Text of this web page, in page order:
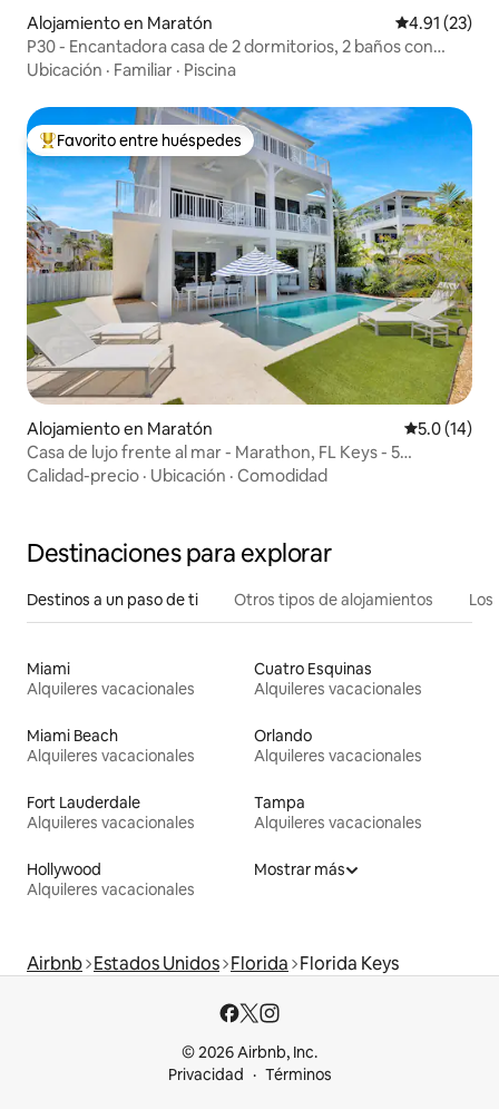
Alojamiento en Maratón Calificación
4.91 (23)
P30 - Encantadora casa de 2 dormitorios, 2 baños con
impresionantes vistas al mar
Ubicación · Familiar · Piscina
Favorito entre huéspedes preferido
Favorito entre huéspedes
Alojamiento en Maratón Calificación
5.0 (14)
Casa de lujo frente al mar - Marathon, FL Keys - 5
dormitorios
Calidad-precio · Ubicación · Comodidad
Destinaciones para explorar
Destinos a un paso de ti Otros tipos de alojamientos
Miami
Alquileres vacacionales
Cuatro Esquinas
Alquileres vacacionales
Miami Beach
Alquileres vacacionales
Orlando
Alquileres vacacionales
Fort Lauderdale
Alquileres vacacionales
Tampa
Alquileres vacacionales
Hollywood
Alquileres vacacionales
Mostrar más
Airbnb Estados Unidos Florida Florida Keys
© 2026 Airbnb, Inc.
Privacidad
Términos